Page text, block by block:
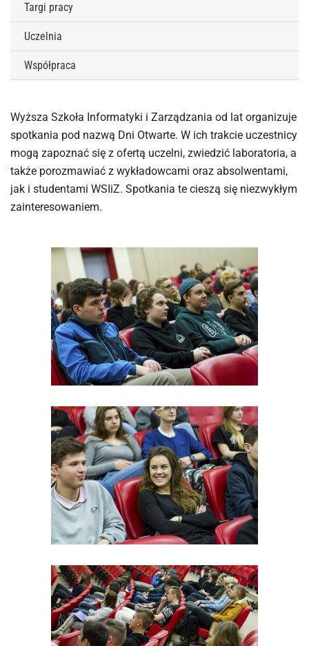
Targi pracy
Uczelnia
Współpraca
Wyższa Szkoła Informatyki i Zarządzania od lat organizuje
spotkania pod nazwą Dni Otwarte. W ich trakcie uczestnicy
mogą zapoznać się z ofertą uczelni, zwiedzić laboratoria, a
także porozmawiać z wykładowcami oraz absolwentami,
jak i studentami WSIiZ. Spotkania te cieszą się niezwykłym
zainteresowaniem.